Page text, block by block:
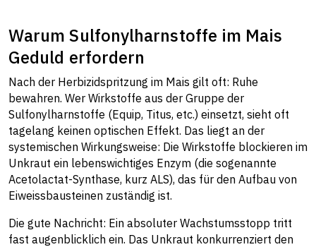
Warum Sulfonylharnstoffe im Mais
Geduld erfordern
Nach der Herbizidspritzung im Mais gilt oft: Ruhe
bewahren. Wer Wirkstoffe aus der Gruppe der
Sulfonylharnstoffe (Equip, Titus, etc.) einsetzt, sieht oft
tagelang keinen optischen Effekt. Das liegt an der
systemischen Wirkungsweise: Die Wirkstoffe blockieren im
Unkraut ein lebenswichtiges Enzym (die sogenannte
Acetolactat-Synthase, kurz ALS), das für den Aufbau von
Eiweissbausteinen zuständig ist.
Die gute Nachricht: Ein absoluter Wachstumsstopp tritt
fast augenblicklich ein. Das Unkraut konkurrenziert den